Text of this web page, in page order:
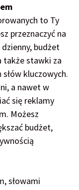
to Ty
przeznaczyć na
budżet
także stawki za
kluczowych.
a nawet w
się reklamy
Możesz
budżet,
słowami